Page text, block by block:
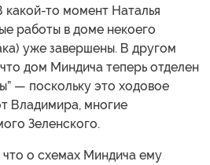
то момент Наталья
работы в доме некоего
уже завершены. В другом
дом Миндича теперь отделен
— поскольку это ходовое
Владимира, многие
Зеленского.
что о схемах Миндича ему